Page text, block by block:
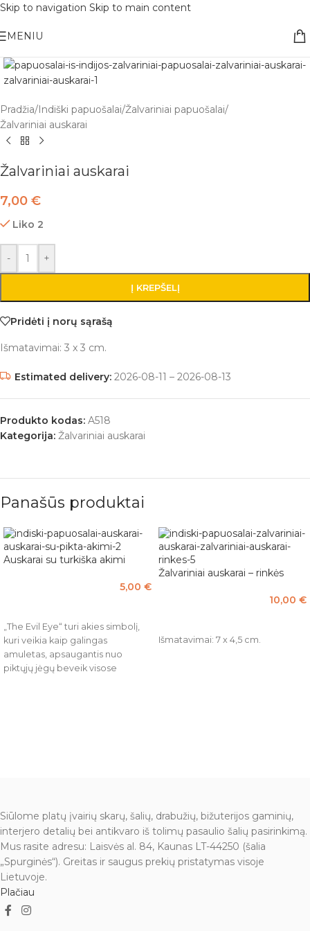
Skip to navigation Skip to main content
MENIU
Pradžia/Indiški papuošalai/Žalvariniai papuošalai/
Žalvariniai auskarai
Žalvariniai auskarai
7,00 €
Liko 2
- +
Į KREPŠELĮ
Pridėti į norų sąrašą
Išmatavimai: 3 x 3 cm.
Estimated delivery: 2026-08-11 – 2026-08-13
Produkto kodas: A518
Kategorija: Žalvariniai auskarai
Panašūs produktai
Auskarai su turkiška akimi
5,00 €
„The Evil Eye“ turi akies simbolį,
kuri veikia kaip galingas
amuletas, apsaugantis nuo
piktųjų jėgų beveik visose
Žalvariniai auskarai – rinkės
10,00 €
Išmatavimai: 7 x 4,5 cm.
Siūlome platų įvairių skarų, šalių, drabužių, bižuterijos gaminių,
interjero detalių bei antikvaro iš tolimų pasaulio šalių pasirinkimą.
Mus rasite adresu: Laisvės al. 84, Kaunas LT-44250 (šalia
„Spurginės“). Greitas ir saugus prekių pristatymas visoje
Lietuvoje.
Plačiau